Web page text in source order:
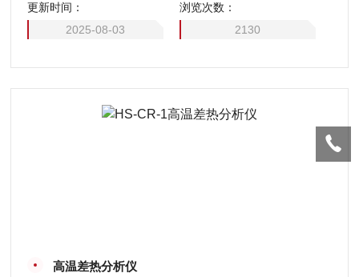
更新时间：
2025-08-03
浏览次数：
2130
高温差热分析仪